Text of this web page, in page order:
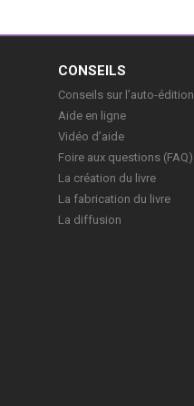
CONSEILS
Conseils sur l’auto-édition
Aide en ligne
Vidéo d’aide
Foire aux questions (FAQ)
La création du livre
La fabrication du livre
La diffusion